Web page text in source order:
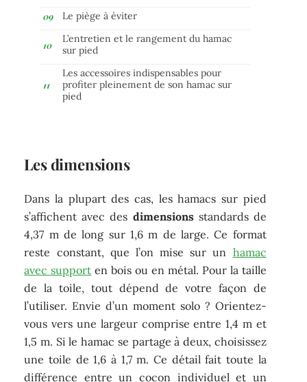
Le piège à éviter
L’entretien et le rangement du hamac
sur pied
Les accessoires indispensables pour
profiter pleinement de son hamac sur
pied
Les dimensions
Dans la plupart des cas, les hamacs sur pied
s’affichent avec des dimensionsstandards de
4,37 m de long sur 1,6 m de large. Ce format
reste constant, que l’on mise sur un hamac
avec support en bois ou en métal. Pour la taille
de la toile, tout dépend de votre façon de
l’utiliser. Envie d’un moment solo ? Orientez-
vous vers une largeur comprise entre 1,4 m et
1,5 m. Si le hamac se partage à deux, choisissez
une toile de 1,6 à 1,7 m. Ce détail fait toute la
différence entre un cocon individuel et un